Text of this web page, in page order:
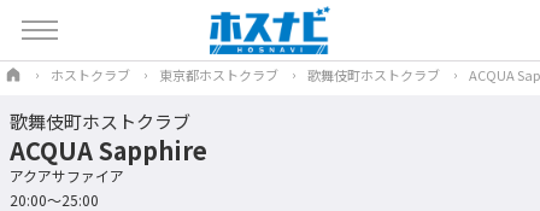
ホストクラブ 東京都ホストクラブ 歌舞伎町ホストクラブ ACQUA
歌舞伎町ホストクラブ
ACQUA Sapphire
アクアサファイア
20:00～25:00